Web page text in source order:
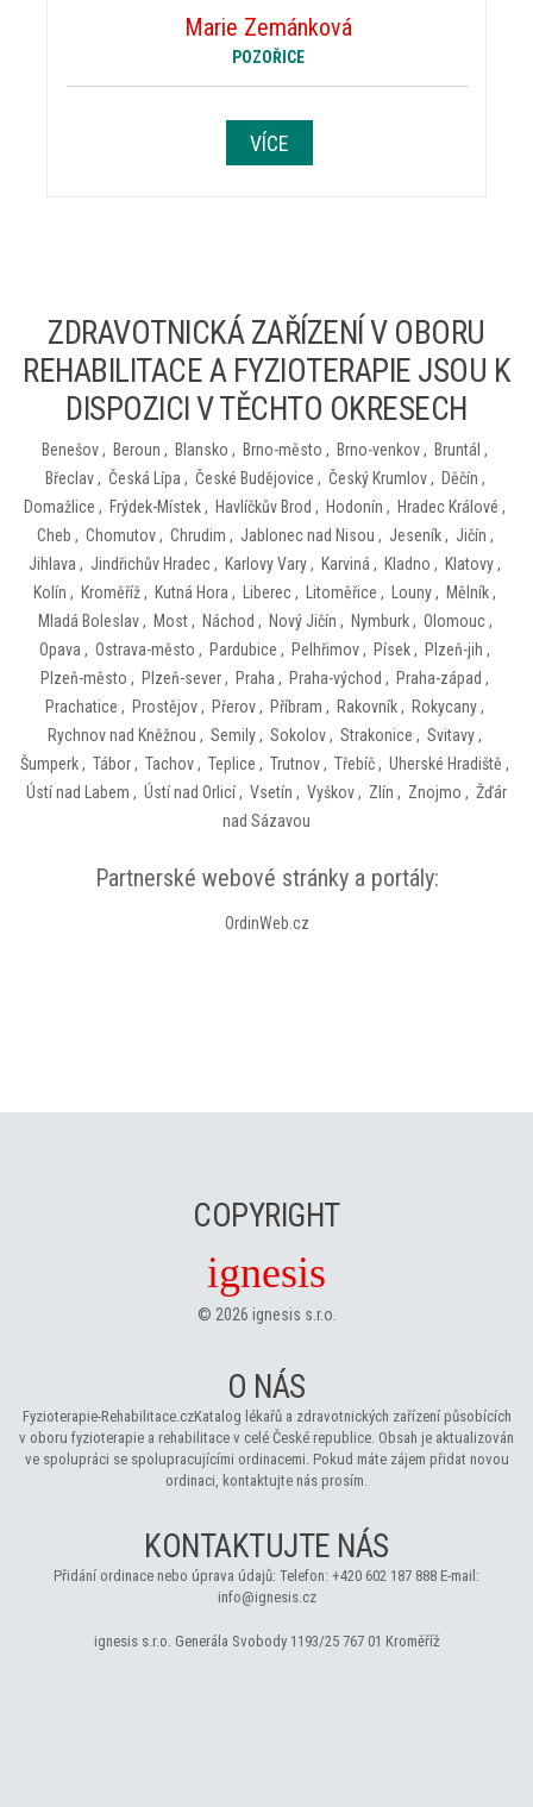
Marie Zemánková
POZOŘICE
VÍCE
ZDRAVOTNICKÁ ZAŘÍZENÍ V OBORU
REHABILITACE A FYZIOTERAPIE JSOU K
DISPOZICI V TĚCHTO OKRESECH
Benešov, Beroun , Blansko , Brno-město , Brno-venkov, Bruntál ,
Břeclav, Česká Lípa , České Budějovice , Český Krumlov, Děčín ,
Domažlice , Frýdek-Místek, Havlíčkův Brod , Hodonín , Hradec Králové ,
Cheb , Chomutov, Chrudim , Jablonec nad Nisou , Jeseník, Jičín ,
Jihlava , Jindřichův Hradec, Karlovy Vary, Karviná , Kladno , Klatovy,
Kolín , Kroměříž, Kutná Hora , Liberec, Litoměřice , Louny, Mělník,
Mladá Boleslav, Most, Náchod , Nový Jičín , Nymburk, Olomouc,
Opava , Ostrava-město , Pardubice , Pelhřimov, Písek, Plzeň-jih ,
Plzeň-město , Plzeň-sever, Praha , Praha-východ , Praha-západ ,
Prachatice , Prostějov, Přerov, Příbram , Rakovník, Rokycany,
Rychnov nad Kněžnou , Semily, Sokolov, Strakonice , Svitavy,
Šumperk, Tábor, Tachov, Teplice , Trutnov, Třebíč, Uherské Hradiště ,
Ústí nad Labem , Ústí nad Orlicí, Vsetín , Vyškov, Zlín , Znojmo , Žďár
nad Sázavou
Partnerské webové stránky a portály:
OrdinWeb.cz
COPYRIGHT
ignesis
© 2026 ignesis s.r.o.
O NÁS
Fyzioterapie-Rehabilitace.czKatalog lékařů a zdravotnických zařízení působících
v oboru fyzioterapie a rehabilitace v celé České republice. Obsah je aktualizován
ve spolupráci se spolupracujícími ordinacemi. Pokud máte zájem přidat novou
ordinaci, kontaktujte nás prosím.
KONTAKTUJTE NÁS
Přidání ordinace nebo úprava údajů: Telefon: +420 602 187 888 E-mail:
info@ignesis.cz
ignesis s.r.o.Generála Svobody 1193/25767 01 Kroměříž